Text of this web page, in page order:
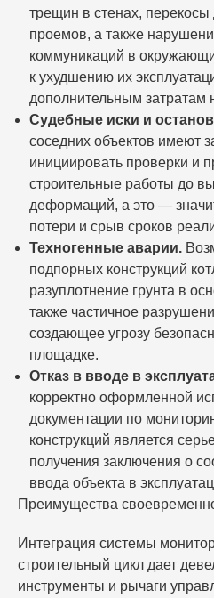
трещин в стенах,
проемов, а также
коммуникаций в
к ухудшению их
дополнительным затратам
Судебные иски и
соседних объектов имеют
инициировать проверки и
строительные работы до
деформаций, а это —
потери и срыв сроков
Техногенные аварии.
подпорных конструкций
разуплотнение грунта в
также частичное
создающее угрозу
площадке.
Отказ в вводе в
корректно оформленной
документации по
конструкций является
получения заключения о
ввода объекта в
Преимущества
Интеграция системы
строительный цикл дает
инструменты и рычаги